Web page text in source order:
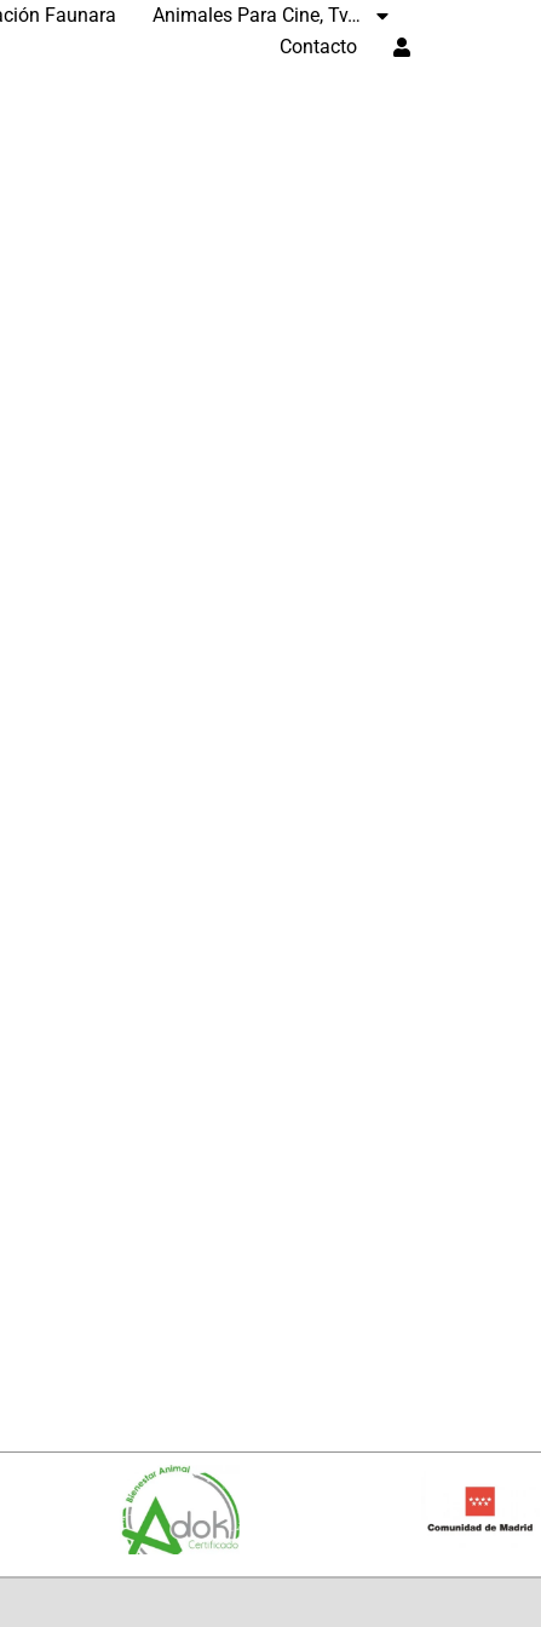
Faunara
Animales Para Cine, Tv…
Contacto